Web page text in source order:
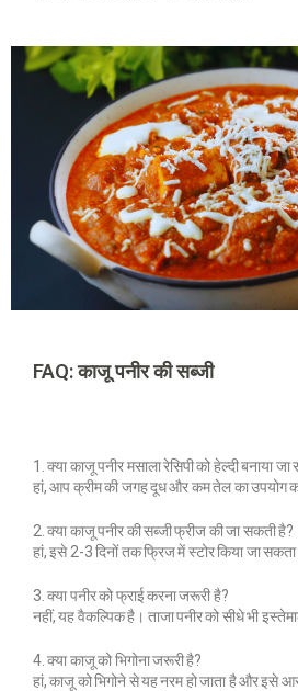
FAQ: काजू पनीर की सब्जी
1. क्या काजू पनीर मसाला रेसिपी को हेल्दी बनाया
हां, आप क्रीम की जगह दूध और कम तेल का उपयोग
2. क्या काजू पनीर की सब्जी फ्रीज की जा सकती है?
हां, इसे 2-3 दिनों तक फ्रिज में स्टोर किया जा
3. क्या पनीर को फ्राई करना जरूरी है?
नहीं, यह वैकल्पिक है। ताजा पनीर को सीधे भी
4. क्या काजू को भिगोना जरूरी है?
हां, काजू को भिगोने से यह नरम हो जाता है और इसे